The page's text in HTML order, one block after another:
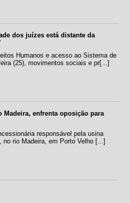
dos juízes está distante da
Humanos e acesso ao Sistema de
(25), movimentos sociais e pr[...]
Madeira, enfrenta oposição para
responsável pela usina
no rio Madeira, em Porto Velho [...]